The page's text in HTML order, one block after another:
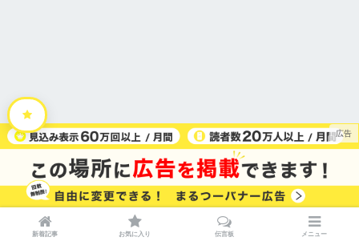
HOME
利用規約
特定商取引法に関する表記
お問い合わせ 広告掲載
新着記事 お気に入り 伝言板 メニュー